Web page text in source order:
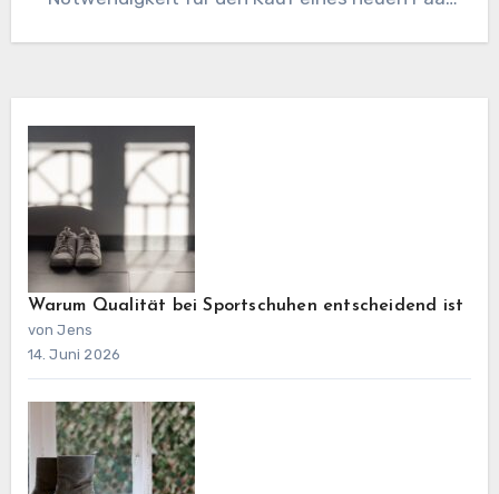
Warum Qualität bei Sportschuhen entscheidend ist
von Jens
14. Juni 2026